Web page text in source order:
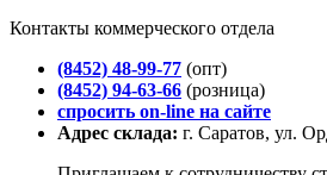
Контакты коммерческого отдела
(8452) 48-99-77 (опт)
(8452) 94-63-66 (розница)
спросить on-line на сайте
Адрес склада: г. Саратов, ул.